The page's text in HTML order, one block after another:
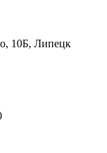
10Б, Липецк